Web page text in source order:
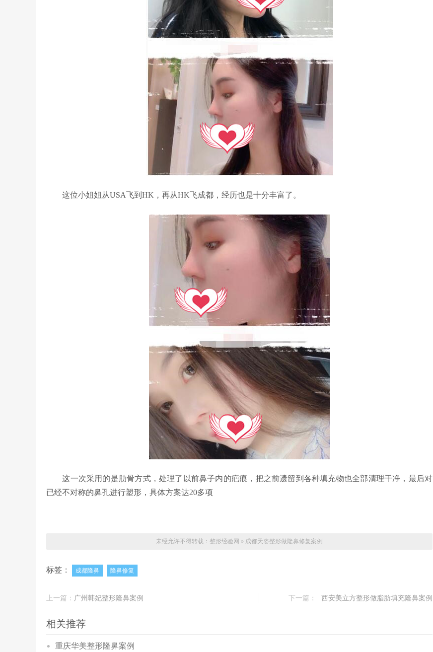
这位小姐姐从USA飞到HK，再从HK飞成都，经历也是十分丰富了。
这一次采用的是肋骨方式，处理了以前鼻子内的疤痕，把之前遗留到各种填充物也全部清理干净，最后对
已经不对称的鼻孔进行塑形，具体方案达20多项
未经允许不得转载： 整形经验网 » 成都天姿整形做隆鼻修复案例
标签： 成都隆鼻 隆鼻修复
上一篇： 广州韩妃整形隆鼻案例 下一篇： 西安美立方整形做脂肪填充隆鼻案例
相关推荐
重庆华美整形隆鼻案例